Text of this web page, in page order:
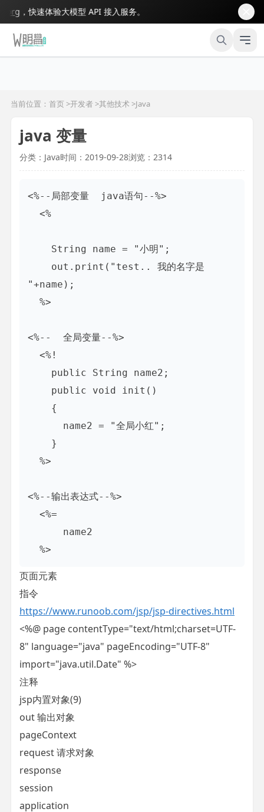
，快速体验大模型 API 接入服务。
当前位置：首页 >开发者 >其他技术 >Java
java 变量
分类：Java时间：2019-09-28浏览：2314
<%--局部变量  java语句--%>
"+name);
<%--  全局变量--%>
<%--输出表达式--%>
  %>
页面元素
指令
https://www.runoob.com/jsp/jsp-directives.html
<%@ page contentType="text/html;charset=UTF-
8" language="java" pageEncoding="UTF-8"
import="java.util.Date" %>
注释
jsp内置对象(9)
out 输出对象
pageContext
request 请求对象
response
session
application